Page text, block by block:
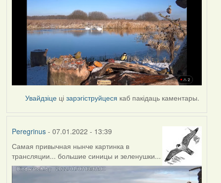
Увайдзіце цізарэгіструйцеся каб пакідаць каментары.
Peregrinus- 07.01.2022 - 13:39
Самая привычная нынче картинка в
трансляции... большие синицы и зеленушки...